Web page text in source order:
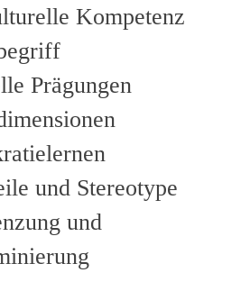
Kompetenz
Prägungen
und Stereotype
und